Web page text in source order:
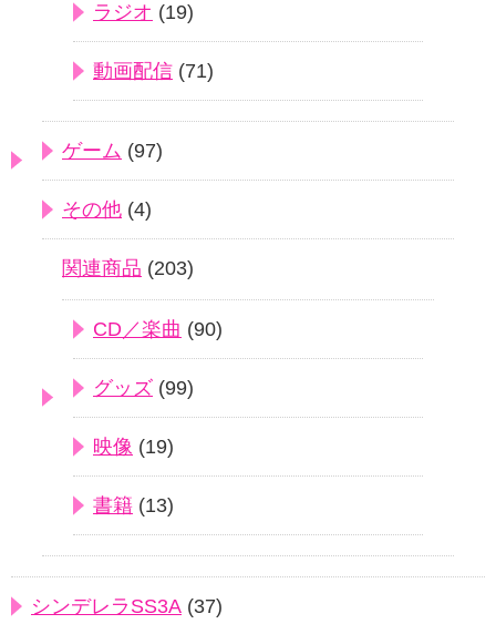
ラジオ (19)
動画配信 (71)
ゲーム (97)
その他 (4)
関連商品 (203)
CD／楽曲 (90)
グッズ (99)
映像 (19)
書籍 (13)
シンデレラSS3A (37)